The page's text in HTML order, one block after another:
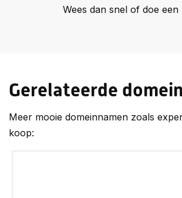
Wees dan snel of doe een
Gerelateerde
Meer mooie domeinnamen zoals
koop: